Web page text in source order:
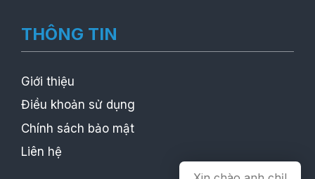
THÔNG TIN
Giới thiệu
Điều khoản sử dụng
Chính sách bảo mật
Liên hệ